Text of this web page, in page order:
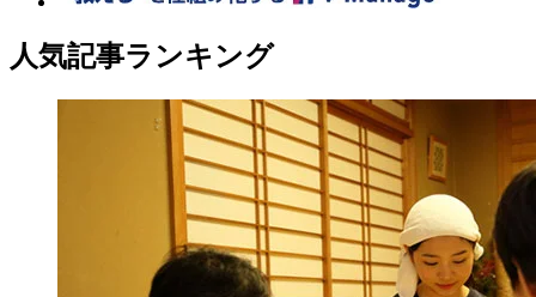
人気記事ランキング